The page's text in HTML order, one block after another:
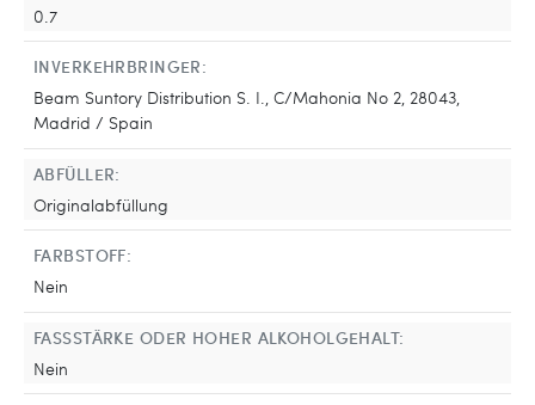
0.7
INVERKEHRBRINGER:
Beam Suntory Distribution S. I., C/Mahonia No 2, 28043,
Madrid / Spain
ABFÜLLER:
Originalabfüllung
FARBSTOFF:
Nein
FASSSTÄRKE ODER HOHER ALKOHOLGEHALT:
Nein